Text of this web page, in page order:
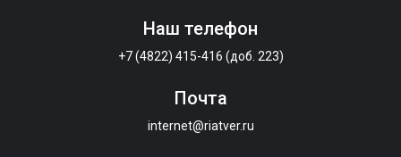
Наш телефон
+7 (4822) 415-416 (доб. 223)
Почта
internet@riatver.ru